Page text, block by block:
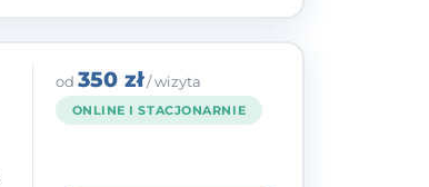
od 350 zł/ wizyta
ONLINE I STACJONARNIE